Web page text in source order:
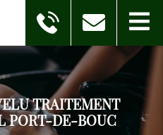
TRAITEMENT
PORT-DE-BOUC